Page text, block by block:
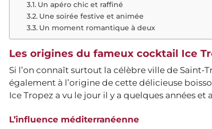
Un apéro chic et raffiné
Une soirée festive et animée
Un moment romantique à deux
Les origines du fameux cocktail Ice
Si l’on connaît surtout la célèbre ville de Saint-
également à l’origine de cette délicieuse
Ice Tropez a vu le jour il y a quelques années
L’influence méditerranéenne